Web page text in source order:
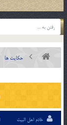
حکایت ها
خادم اهل البیت